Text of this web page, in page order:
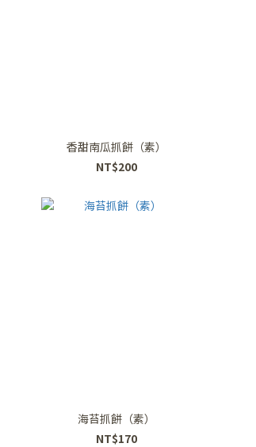
香甜南瓜抓餅（素）
NT$200
海苔抓餅（素）
NT$170